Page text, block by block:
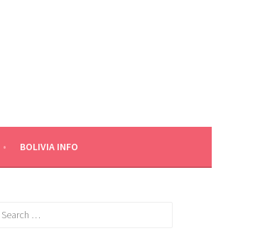
BOLIVIA INFO
Search